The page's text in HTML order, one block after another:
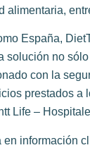
alimentaria,
España,
no
con la
prestados
Life –
información